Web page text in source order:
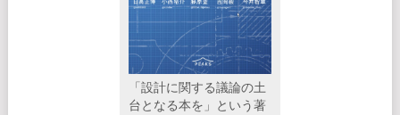
「設計に関する議論の土
台となる本を」という著